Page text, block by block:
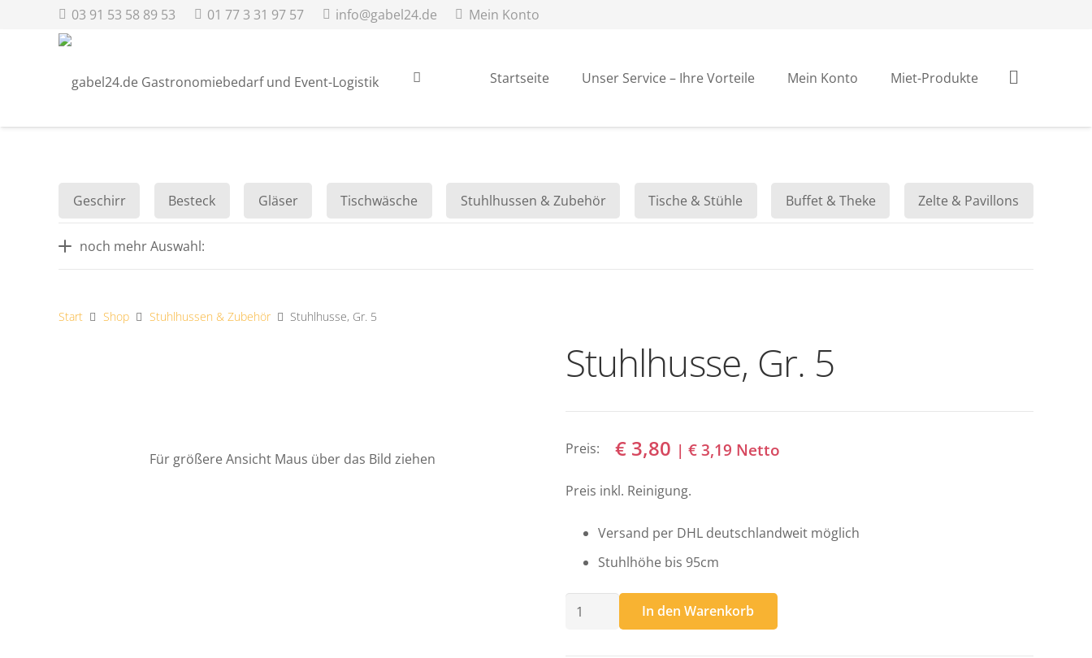
03 91 53 58 89 53 01 77 3 31 97 57 info@gabel24.de Mein Konto
Startseite Unser Service – Ihre Vorteile Mein Konto Miet-Produkte
Geschirr Besteck Gläser Tischwäsche Stuhlhussen & Zubehör Tische & Stühle Buffet & Theke Zelte & Pavillons
noch mehr Auswahl:
Start Shop Stuhlhussen & Zubehör Stuhlhusse, Gr. 5
Für größere Ansicht Maus über das Bild ziehen
Stuhlhusse, Gr. 5
Preis: € 3,80 |€3,19 Netto
Preis inkl. Reinigung.
Versand per DHL deutschlandweit möglich
Stuhlhöhe bis 95cm
Stuhlhusse,
In den Warenkorb